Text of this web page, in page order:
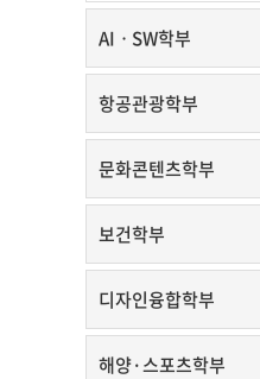
AIㆍSW학부
항공관광학부
문화콘텐츠학부
보건학부
디자인융합학부
해양·스포츠학부